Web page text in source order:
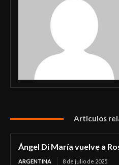
Articulos
Ángel Di María vuelve a
ARGENTINA 8 de julio de 2025